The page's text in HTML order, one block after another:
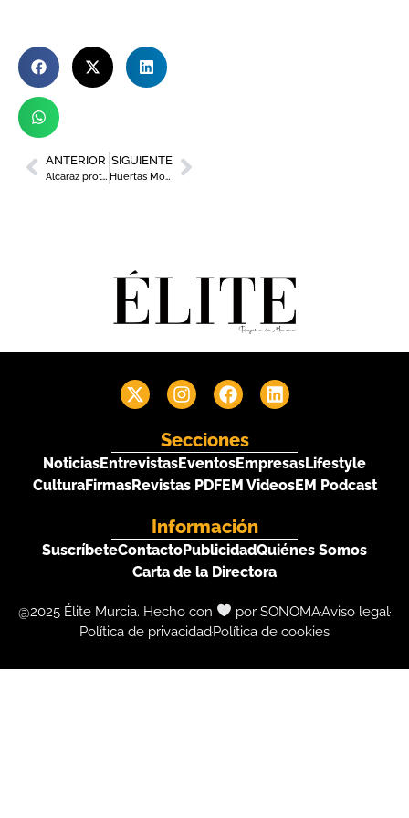
ANTERIOR
Alcaraz protagoniza la nueva campaña turística de la Región de Murcia
SIGUIENTE
Huertas Motor presenta la App My Audi y te conecta con tu vehículo
Secciones
NoticiasEntrevistasEventosEmpresasLifestyle
CulturaFirmasRevistas PDFEM VideosEM Podcast
Información
SuscríbeteContactoPublicidadQuiénes Somos
Carta de la Directora
@2025 Élite Murcia. Hecho con por SONOMAAviso legal
Política de privacidadPolítica de cookies